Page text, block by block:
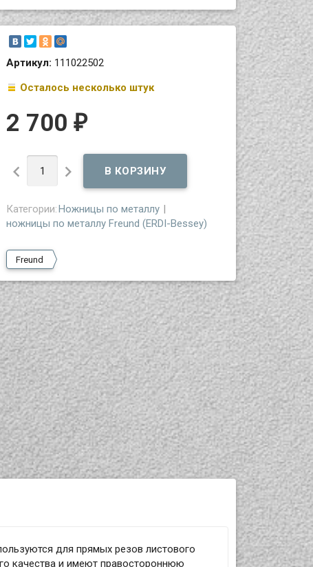
Артикул: 111022502
Осталось несколько штук
2 700₽
 
Категории:Ножницы по металлу
ножницы по металлу Freund (ERDI-Bessey)
Freund
для прямых резов листового
качества и имеют правостороннюю